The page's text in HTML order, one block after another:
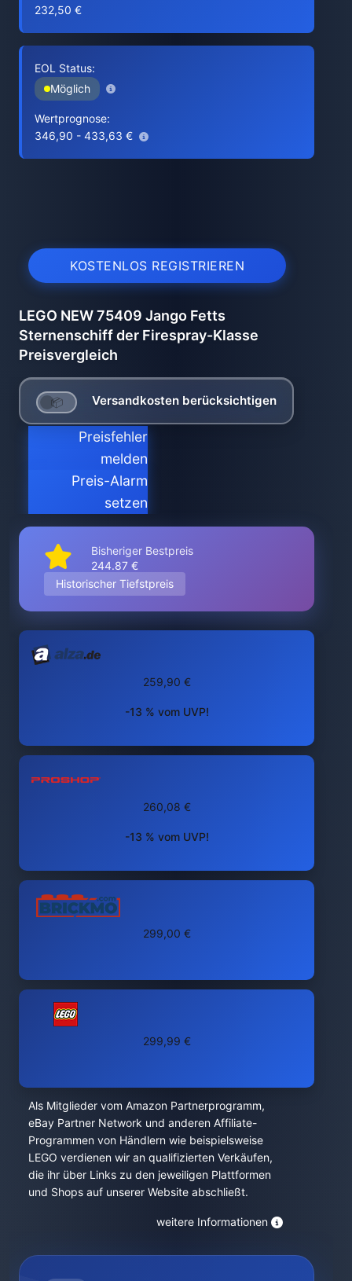
232,50 €
EOL Status:
Möglich
Wertprognose:
346,90 - 433,63 €
KOSTENLOS REGISTRIEREN
LEGO NEW 75409 Jango Fetts
Sternenschiff der Firespray-Klasse
Preisvergleich
Versandkosten berücksichtigen
Preisfehler
melden
Preis-Alarm
setzen
Bisheriger Bestpreis
244.87 €
Historischer Tiefstpreis
259,90 €
-13 % vom UVP!
260,08 €
-13 % vom UVP!
299,00 €
299,99 €
Als Mitglieder vom Amazon Partnerprogramm,
eBay Partner Network und anderen Affiliate-
Programmen von Händlern wie beispielsweise
LEGO verdienen wir an qualifizierten Verkäufen,
die ihr über Links zu den jeweiligen Plattformen
und Shops auf unserer Website abschließt.
weitere Informationen